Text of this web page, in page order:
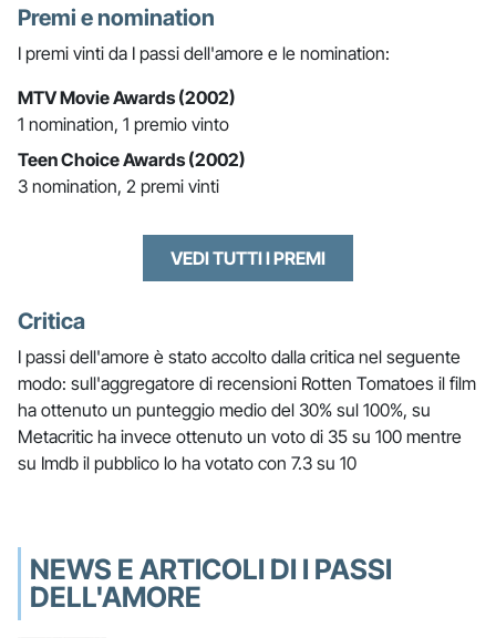
Premi e nomination
I premi vinti da I passi dell'amore e le nomination:
MTV Movie Awards (2002)
1 nomination, 1 premio vinto
Teen Choice Awards (2002)
3 nomination, 2 premi vinti
VEDI TUTTI I PREMI
Critica
I passi dell'amore è stato accolto dalla critica nel seguente
modo: sull'aggregatore di recensioni Rotten Tomatoes il film
ha ottenuto un punteggio medio del 30% sul 100%, su
Metacritic ha invece ottenuto un voto di 35 su 100 mentre
su Imdb il pubblico lo ha votato con 7.3 su 10
NEWS E ARTICOLI DI I PASSI
DELL'AMORE